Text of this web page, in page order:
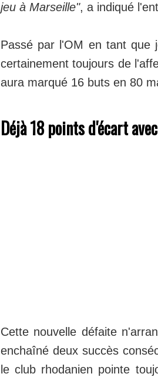
jeu à Marseille", a indiqué
Passé par l'OM en tant que
certainement toujours de
aura marqué 16 buts en 80
Déjà 18 points d'écart
Cette nouvelle défaite
enchaîné deux succès
le club rhodanien pointe